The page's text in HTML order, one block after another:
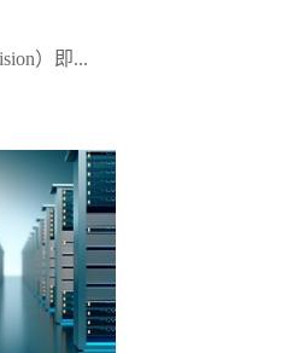
）即...